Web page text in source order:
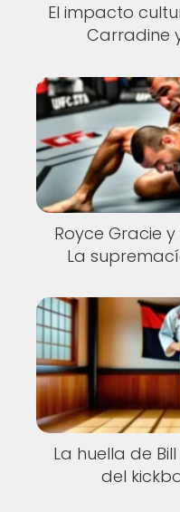
El impacto
Carradine
Royce Gracie
La
La huella de
del